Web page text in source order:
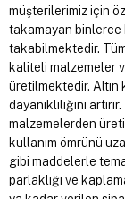
müşterilerimiz için
takamayan binlerce
takabilmektedir.
kaliteli malzemeler
üretilmektedir. Altın
dayanıklılığını
malzemelerden
kullanım ömrünü
gibi maddelerle
parlaklığı ve